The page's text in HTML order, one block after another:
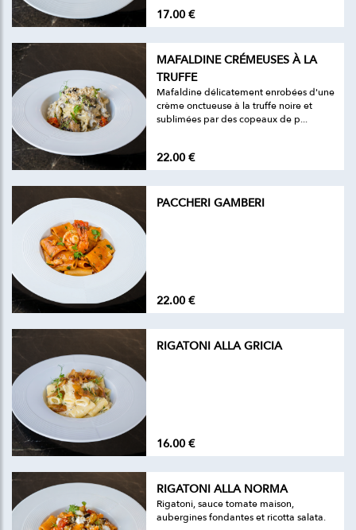
17.00 €
MAFALDINE CRÉMEUSES À LA
TRUFFE
Mafaldine délicatement enrobées d'une
crème onctueuse à la truffe noire et
sublimées par des copeaux de p...
22.00 €
PACCHERI GAMBERI
22.00 €
RIGATONI ALLA GRICIA
16.00 €
RIGATONI ALLA NORMA
Rigatoni, sauce tomate maison,
aubergines fondantes et ricotta salata.